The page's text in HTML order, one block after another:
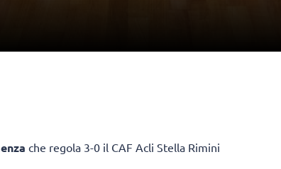
che regola 3-0 il CAF Acli Stella Rimini